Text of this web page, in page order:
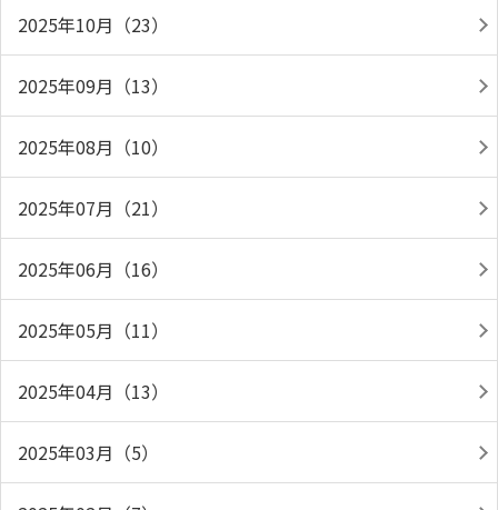
2025年10月（23）
2025年09月（13）
2025年08月（10）
2025年07月（21）
2025年06月（16）
2025年05月（11）
2025年04月（13）
2025年03月（5）